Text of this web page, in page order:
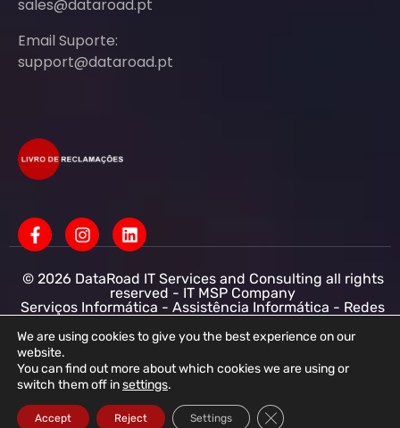
sales@dataroad.pt
Email Suporte:
support@dataroad.pt
© 2026 DataRoad IT Services and Consulting all rights
reserved - IT MSP Company
Serviços Informática - Assistência Informática - Redes
Informática Empresas - Suporte Informático
Empresarial
DataRoad IT Services and Consulting LDA NIF:
513368078 - CAE: 62201-R4 - Capital Social :
50.001,00 € - Conservatória do registo comercial
R.N.P.C
We are using cookies to give you the best experience on our
website.
You can find out more about which cookies we are using or
switch them off insettings.
Accept Reject Settings Close GDPR Cookie